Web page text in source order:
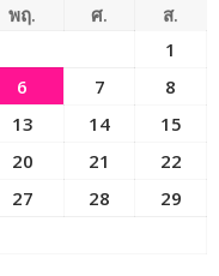
ด้วย
เทคโนโลยีAI
พฤ. ศ.
ส.
1
6 7
8
13 14
15
20 21
22
27 28
29